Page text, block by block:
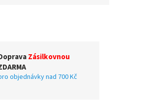
Zásilkovnou
objednávky nad 700 Kč